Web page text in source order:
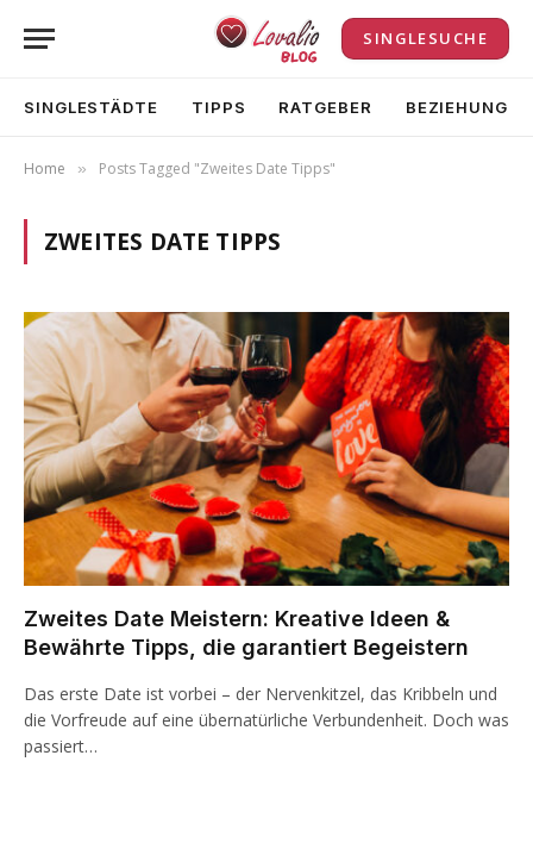
SINGLESUCHE
SINGLESTÄDTE TIPPS RATGEBER BEZIEHUNG
Home » Posts Tagged "Zweites Date Tipps"
ZWEITES DATE TIPPS
Zweites Date Meistern: Kreative Ideen &
Bewährte Tipps, die garantiert Begeistern
Das erste Date ist vorbei – der Nervenkitzel, das Kribbeln und
die Vorfreude auf eine übernatürliche Verbundenheit. Doch was
passiert…